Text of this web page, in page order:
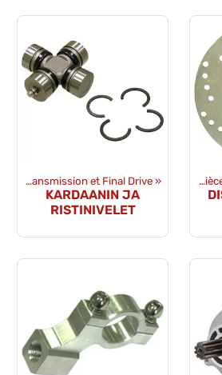
Transmission et Final Drive ‪»
KARDAANIN JA
RISTINIVELET
Produits